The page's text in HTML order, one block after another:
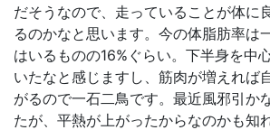
だそうなので、走っていることが体に
るのかなと思います。今の体脂肪率は
はいるものの16%ぐらい。下半身を中
いたなと感じますし、筋肉が増えれば
がるので一石二鳥です。最近風邪引か
たが、平熱が上がったからなのかも知